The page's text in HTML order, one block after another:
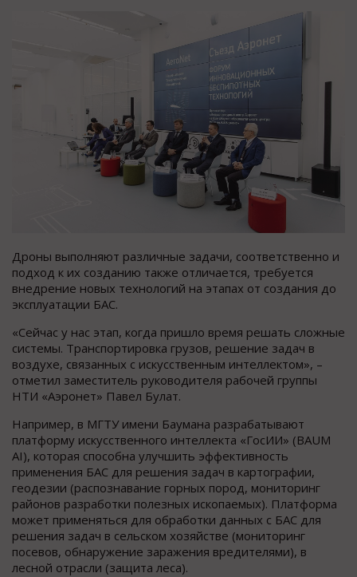
Дроны выполняют различные задачи, соответственно и
подход к их созданию также отличается, требуется
внедрение новых технологий на этапах от создания до
эксплуатации БАС.
«Сейчас у нас этап, когда пришло время решать сложные
системы. Транспортировка грузов, решение задач в
воздухе, связанных с искусственным интеллектом», –
отметил заместитель руководителя рабочей группы
НТИ «Аэронет» Павел Булат.
Например, в МГТУ имени Баумана разрабатывают
платформу искусственного интеллекта «ГосИИ» (BAUM
AI), которая способна улучшить эффективность
применения БАС для решения задач в картографии,
геодезии (распознавание горных пород, мониторинг
районов разработки полезных ископаемых). Платформа
может применяться для обработки данных с БАС для
решения задач в сельском хозяйстве (мониторинг
посевов, обнаружение заражения вредителями), в
лесной отрасли (защита леса).